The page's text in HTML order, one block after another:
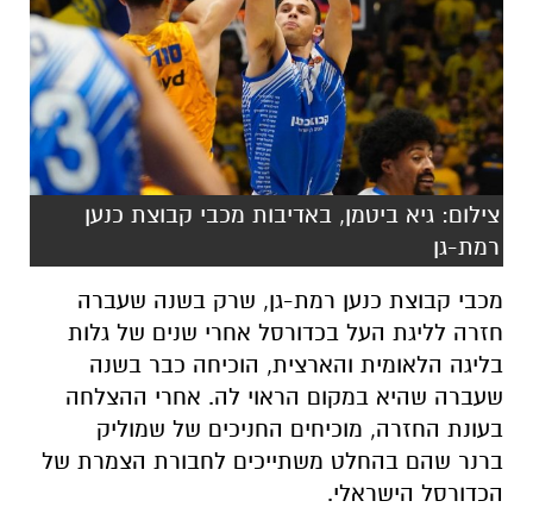
צילום: גיא ביטמן, באדיבות מכבי קבוצת כנען
רמת-גן
מכבי קבוצת כנען רמת-גן, שרק בשנה שעברה
חזרה לליגת העל בכדורסל אחרי שנים של גלות
בליגה הלאומית והארצית, הוכיחה כבר בשנה
שעברה שהיא במקום הראוי לה. אחרי ההצלחה
בעונת החזרה, מוכיחים החניכים של שמוליק
ברנר שהם בהחלט משתייכים לחבורת הצמרת של
הכדורסל הישראלי.